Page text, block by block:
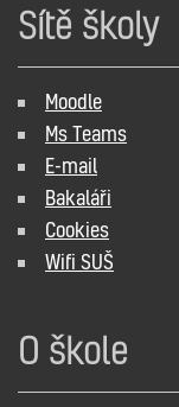
Sítě školy
Moodle
Ms Teams
E-mail
Bakaláři
Cookies
Wifi SUŠ
O škole